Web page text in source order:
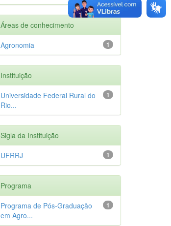
Áreas de conhecimento
1
Agronomia
Instituição
1
Universidade Federal Rural do
Rio...
Sigla da Instituição
1
UFRRJ
Programa
1
Programa de Pós-Graduação
em Agro...